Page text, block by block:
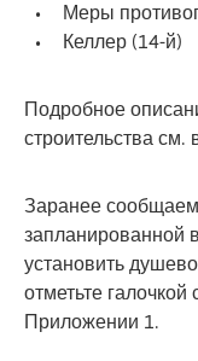
Меры
Келлер (14-й)
Подробное
строительства
Заранее
запланированной
установить
отметьте
Приложении 1.